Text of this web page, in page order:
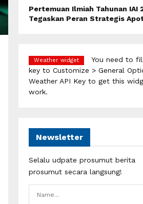
Pertemuan Ilmiah Tahunan IAI
Tegaskan Peran Strategis
Weather widget
You need to
key to Customize > General
Weather API Key to get this
work.
Newsletter
Selalu udpate prosumut berita
prosumut secara langsung!